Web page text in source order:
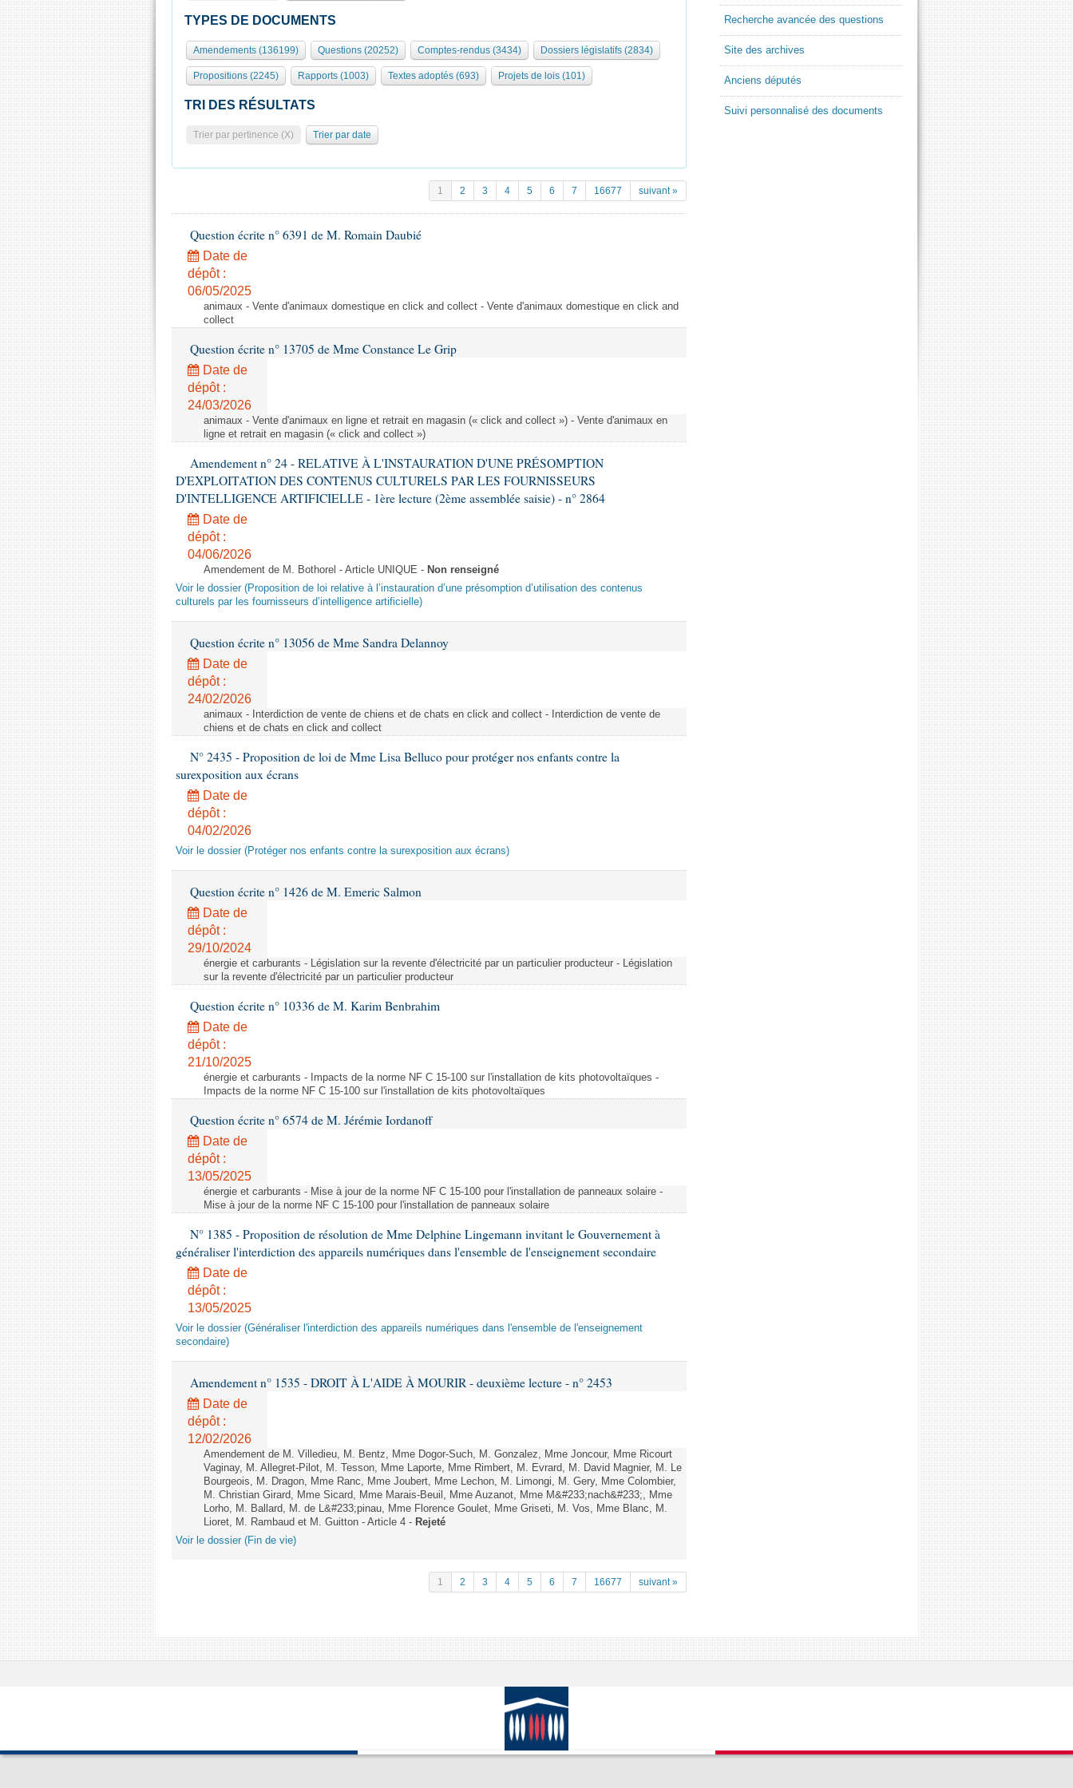
TYPES DE DOCUMENTS
Amendements (136199) Questions (20252) Comptes-rendus (3434) Dossiers législatifs (2834)
Propositions (2245) Rapports (1003) Textes adoptés (693) Projets de lois (101)
TRI DES RÉSULTATS
Trier par pertinence (X) Trier par date
1 2 3 4 5 6 7 16677 suivant »
Question écrite n° 6391 de M. Romain Daubié
Date de
dépôt :
06/05/2025
animaux - Vente d'animaux domestique en click and collect - Vente d'animaux domestique en click and
collect
Question écrite n° 13705 de Mme Constance Le Grip
Date de
dépôt :
24/03/2026
animaux - Vente d'animaux en ligne et retrait en magasin (« click and collect ») - Vente d'animaux en
ligne et retrait en magasin (« click and collect »)
Amendement n° 24 - RELATIVE À L'INSTAURATION D'UNE PRÉSOMPTION
D'EXPLOITATION DES CONTENUS CULTURELS PAR LES FOURNISSEURS
D'INTELLIGENCE ARTIFICIELLE - 1ère lecture (2ème assemblée saisie) - n° 2864
Date de
dépôt :
04/06/2026
Amendement de M. Bothorel - Article UNIQUE - Non renseigné
Voir le dossier (Proposition de loi relative à l’instauration d’une présomption d’utilisation des contenus
culturels par les fournisseurs d’intelligence artificielle)
Question écrite n° 13056 de Mme Sandra Delannoy
Date de
dépôt :
24/02/2026
animaux - Interdiction de vente de chiens et de chats en click and collect - Interdiction de vente de
chiens et de chats en click and collect
N° 2435 - Proposition de loi de Mme Lisa Belluco pour protéger nos enfants contre la
surexposition aux écrans
Date de
dépôt :
04/02/2026
Voir le dossier (Protéger nos enfants contre la surexposition aux écrans)
Question écrite n° 1426 de M. Emeric Salmon
Date de
dépôt :
29/10/2024
énergie et carburants - Législation sur la revente d'électricité par un particulier producteur - Législation
sur la revente d'électricité par un particulier producteur
Question écrite n° 10336 de M. Karim Benbrahim
Date de
dépôt :
21/10/2025
énergie et carburants - Impacts de la norme NF C 15-100 sur l'installation de kits photovoltaïques -
Impacts de la norme NF C 15-100 sur l'installation de kits photovoltaïques
Question écrite n° 6574 de M. Jérémie Iordanoff
Date de
dépôt :
13/05/2025
énergie et carburants - Mise à jour de la norme NF C 15-100 pour l'installation de panneaux solaire -
Mise à jour de la norme NF C 15-100 pour l'installation de panneaux solaire
N° 1385 - Proposition de résolution de Mme Delphine Lingemann invitant le Gouvernement à
généraliser l'interdiction des appareils numériques dans l'ensemble de l'enseignement secondaire
Date de
dépôt :
13/05/2025
Voir le dossier (Généraliser l'interdiction des appareils numériques dans l'ensemble de l'enseignement
secondaire)
Amendement n° 1535 - DROIT À L'AIDE À MOURIR - deuxième lecture - n° 2453
Date de
dépôt :
12/02/2026
Amendement de M. Villedieu, M. Bentz, Mme Dogor-Such, M. Gonzalez, Mme Joncour, Mme Ricourt
Vaginay, M. Allegret-Pilot, M. Tesson, Mme Laporte, Mme Rimbert, M. Evrard, M. David Magnier, M. Le
Bourgeois, M. Dragon, Mme Ranc, Mme Joubert, Mme Lechon, M. Limongi, M. Gery, Mme Colombier,
M. Christian Girard, Mme Sicard, Mme Marais-Beuil, Mme Auzanot, Mme M&#233;nach&#233;, Mme
Lorho, M. Ballard, M. de L&#233;pinau, Mme Florence Goulet, Mme Griseti, M. Vos, Mme Blanc, M.
Lioret, M. Rambaud et M. Guitton - Article 4 - Rejeté
Voir le dossier (Fin de vie)
1 2 3 4 5 6 7 16677 suivant »
Recherche avancée des questions
Site des archives
Anciens députés
Suivi personnalisé des documents